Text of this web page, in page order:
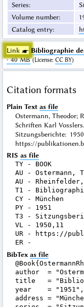
Series:
Volume number:
Catalog entry:
Link ☛ Bibliographie
· 40 MB (License: CC BY)
Citation formats
Plain Text as file
Ostermann, Theodor;
Schriften Karl
Sitzungsberichte:
https://
RIS as file
TY - BOOK
AU - Ostermann,
AU -
T1 -
CY - München
PY - 1951
T3 -
VL - 1950,11
UR - https://
BibTex as file
author  =
title   =
year    = "1951",
address =